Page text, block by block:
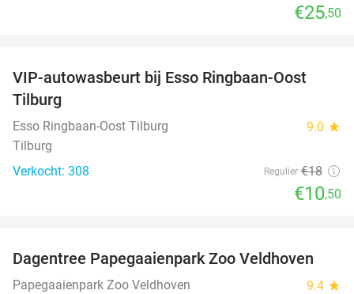
€25,50
42%
VIP-autowasbeurt bij Esso Ringbaan-Oost
Tilburg
Esso Ringbaan-Oost Tilburg 9.0 star
Tilburg
Verkocht: 308
Regulier €18
€10,50
26%
Dagentree Papegaaienpark Zoo Veldhoven
Papegaaienpark Zoo Veldhoven 9.4 star